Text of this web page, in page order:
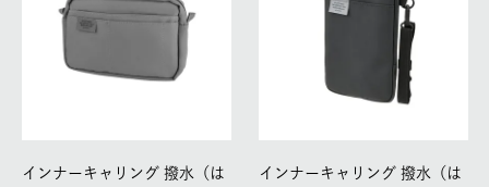
インナーキャリング 撥水（は
インナーキャリング 撥水（は